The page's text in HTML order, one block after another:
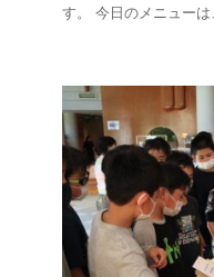
す。 今日のメニュー